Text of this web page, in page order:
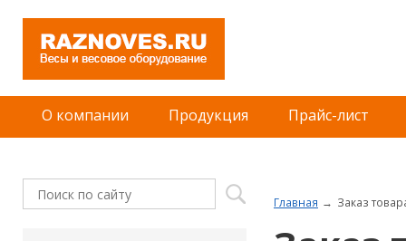
О компании Продукция Прайс-лист
Главная Заказ